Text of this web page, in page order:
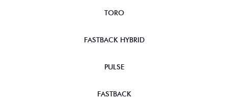
TORO
FASTBACK HYBRID
PULSE
FASTBACK